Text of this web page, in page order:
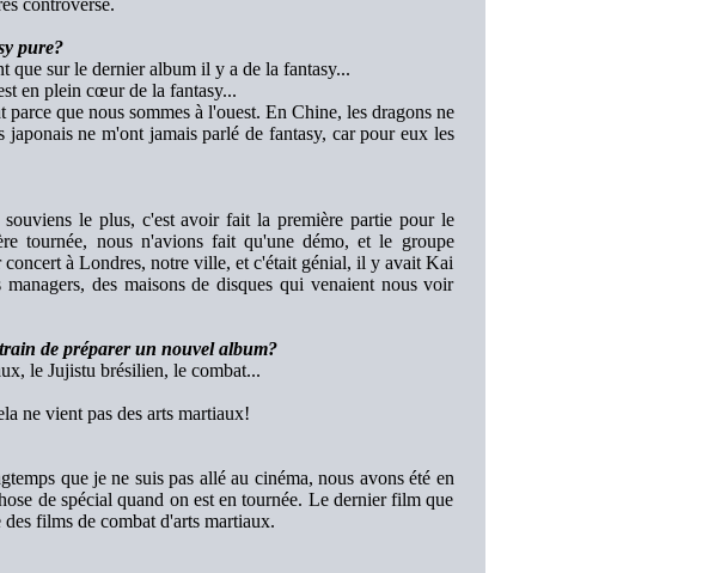
controversé.
pure?
que sur le dernier album il y a de la fantasy...
en plein cœur de la fantasy...
que nous sommes à l'ouest. En Chine, les dragons ne
ne m'ont jamais parlé de fantasy, car pour eux les
le plus, c'est avoir fait la première partie pour le
tournée, nous n'avions fait qu'une démo, et le groupe
à Londres, notre ville, et c'était génial, il y avait Kai
des maisons de disques qui venaient nous voir
de préparer un nouvel album?
le Jujistu brésilien, le combat...
ne vient pas des arts martiaux!
que je ne suis pas allé au cinéma, nous avons été en
de spécial quand on est en tournée. Le dernier film que
films de combat d'arts martiaux.